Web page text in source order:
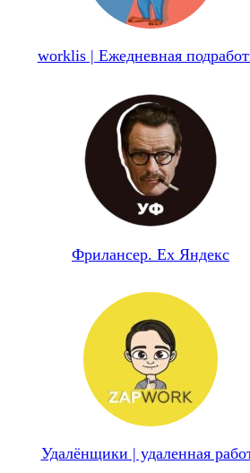
worklis | Ежедневная
Фрилансер. Ex Яндекс
Удалёнщики | удаленная